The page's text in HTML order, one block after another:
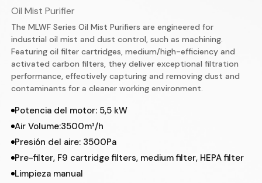
Oil Mist Purifier
The MLWF Series Oil Mist Purifiers are engineered for
industrial oil mist and dust control, such as machining.
Featuring oil filter cartridges, medium/high-efficiency and
activated carbon filters, they deliver exceptional filtration
performance, effectively capturing and removing dust and
contaminants for a cleaner working environment.
Potencia del motor: 5,5 kW
Air Volume:3500m³/h
Presión del aire: 3500Pa
Pre-filter, F9 cartridge filters, medium filter, HEPA filter
Limpieza manual